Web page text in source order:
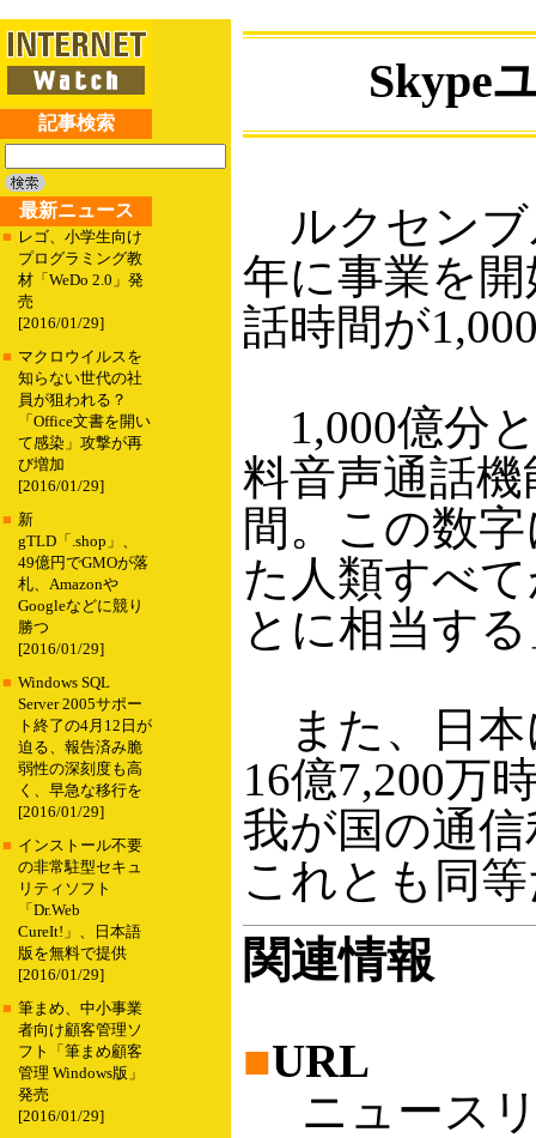
記事検索
最新ニュース
■ レゴ、小学生向け
プログラミング教
材「WeDo 2.0」発
売
[2016/01/29]
■ マクロウイルスを
知らない世代の社
員が狙われる？
「Office文書を開い
て感染」攻撃が再
び増加
[2016/01/29]
■ 新
gTLD「.shop」、
49億円でGMOが落
札、Amazonや
Googleなどに競り
勝つ
[2016/01/29]
■ Windows SQL
Server 2005サポー
ト終了の4月12日が
迫る、報告済み脆
弱性の深刻度も高
く、早急な移行を
[2016/01/29]
■ インストール不要
の非常駐型セキュ
リティソフト
「Dr.Web
CureIt!」、日本語
版を無料で提供
[2016/01/29]
■ 筆まめ、中小事業
者向け顧客管理ソ
フト「筆まめ顧客
管理 Windows版」
発売
[2016/01/29]
Skype
ルクセンブ
年に事業を
話時間が
1,000億分
料音声通話
間。この数
た人類すべ
とに相当す
また、日本
16億7,200万
我が国の通
これとも同
関連情報
■URL
ニュースリ